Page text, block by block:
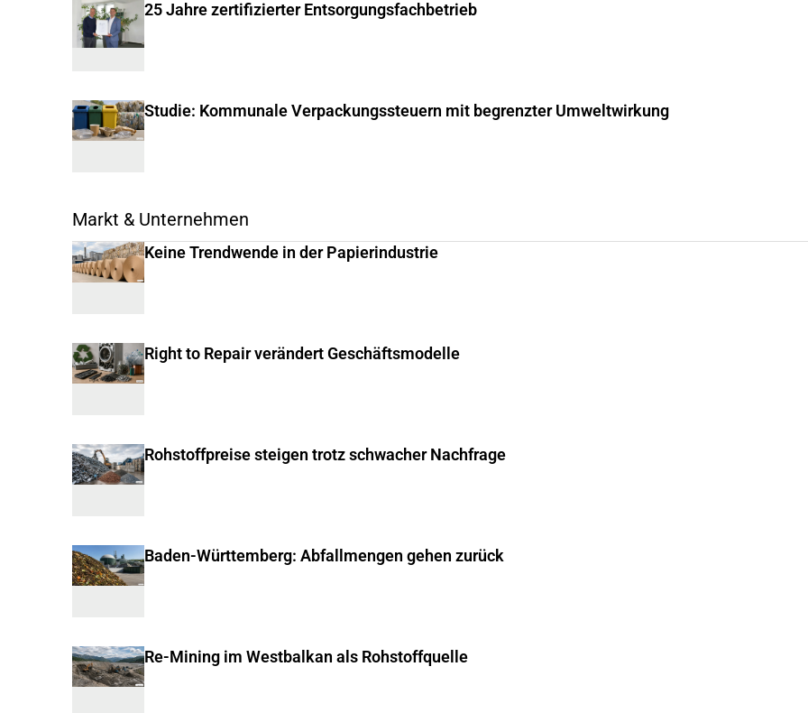
25 Jahre zertifizierter Entsorgungsfachbetrieb
Studie: Kommunale Verpackungssteuern mit begrenzter Umweltwirkung
Markt & Unternehmen
Keine Trendwende in der Papierindustrie
Right to Repair verändert Geschäftsmodelle
Rohstoffpreise steigen trotz schwacher Nachfrage
Baden-Württemberg: Abfallmengen gehen zurück
Re-Mining im Westbalkan als Rohstoffquelle